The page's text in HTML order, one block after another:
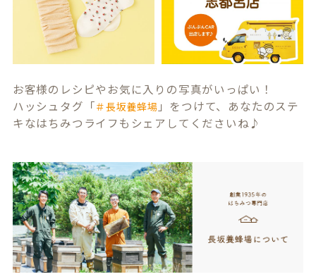
お客様のレシピやお気に入りの写真がいっぱい！
ハッシュタグ「＃長坂養蜂場 」をつけて、あなたのステ
キなはちみつライフもシェアしてくださいね♪